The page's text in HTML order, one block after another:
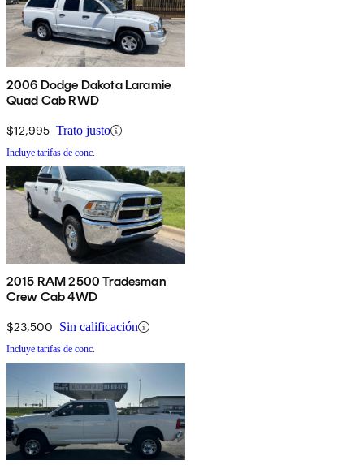
2006 Dodge Dakota Laramie
Quad Cab RWD
$12,995 Trato justo
Incluye tarifas de conc.
2015 RAM 2500 Tradesman
Crew Cab 4WD
$23,500 Sin calificación
Incluye tarifas de conc.